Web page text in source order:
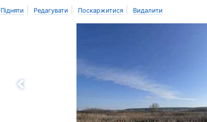
Підняти Редагувати Поскаржитися Видалити
Назад